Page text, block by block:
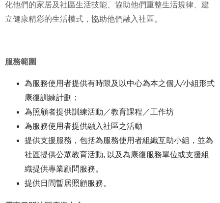
化他們的家居及社區生活技能、協助他們重整生活規律、建
立健康精彩的生活模式，協助他們融入社區。
服務範圍
為服務使用者提供有時限及以中心為本之個人∕小組形式
康復訓練計劃；
為照顧者提供訓練活動／教育課程／工作坊
為服務使用者提供融入社區之活動
提供支援服務，包括為服務使用者組織互助小組，並為
社區提供公眾教育活動, 以及為康復服務單位或支援組
織提供專業顧問服務。
提供日間暫居照顧服務。